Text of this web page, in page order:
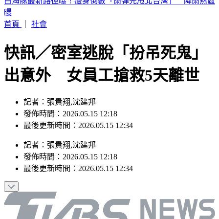
死因
首頁
社會
快訊／密室逃脫「扮吊死鬼」
出意外 女員工搶救5天離世
記者：張貴翔,沈建邦
發佈時間：2026.05.15 12:18
最後更新時間：2026.05.15 12:34
記者 ： 張貴翔,沈建邦
發佈時間： 2026.05.15 12:18
最後更新時間： 2026.05.15 12:34